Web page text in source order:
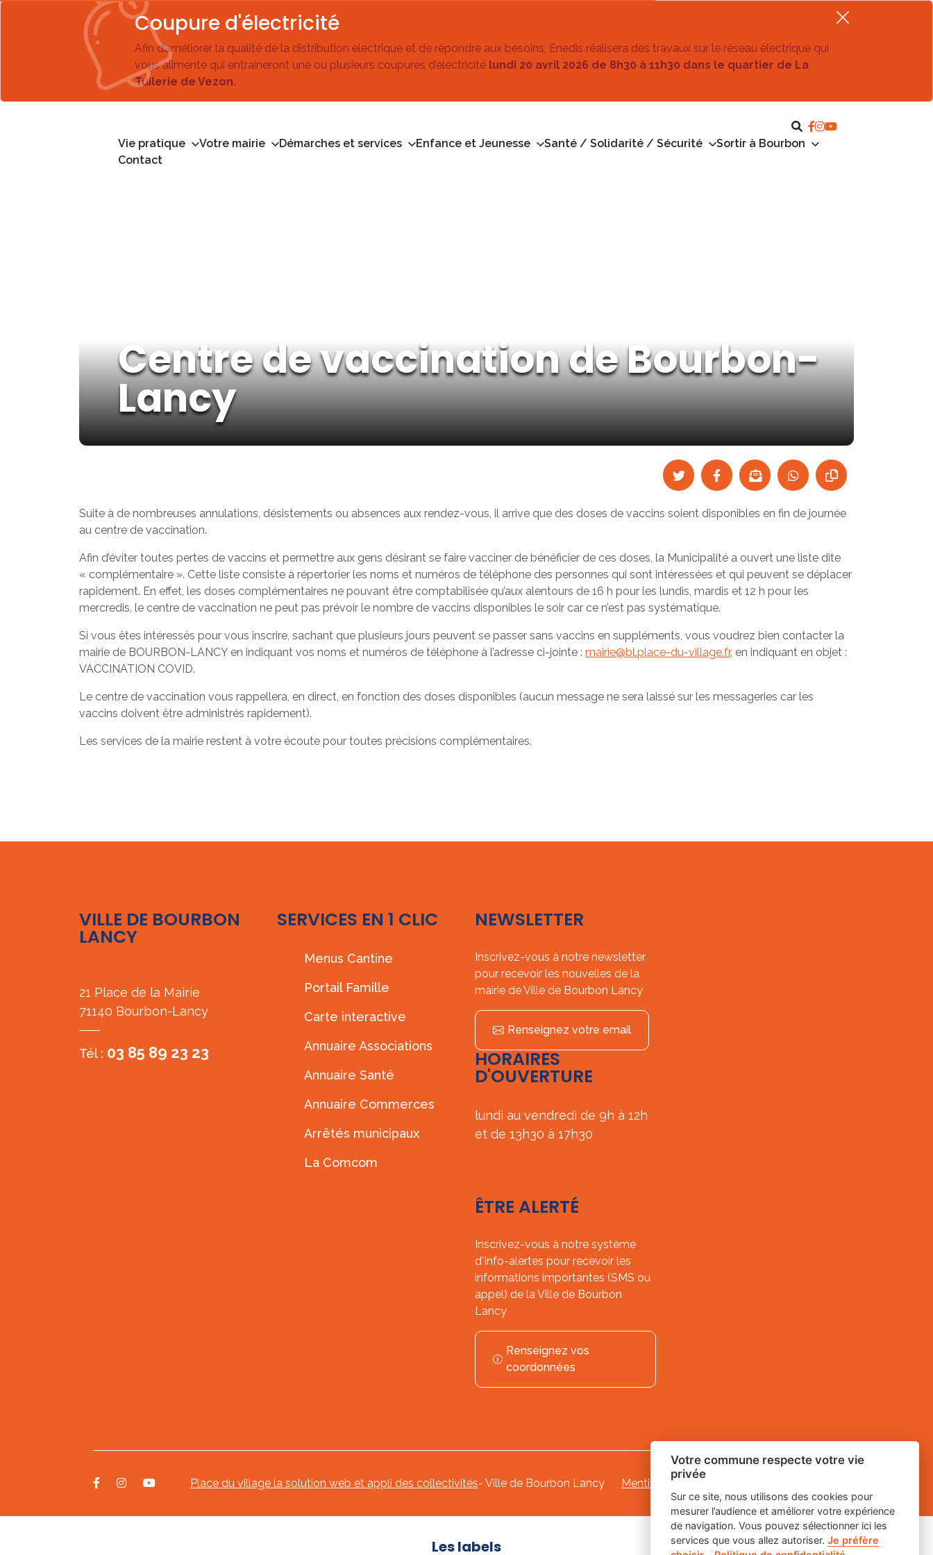
Coupure d'électricité
Afin d’améliorer la qualité de la distribution électrique et de répondre aux besoins, Enedis réalisera des travaux sur le réseau électrique qui
vous alimente qui entraîneront une ou plusieurs coupures d’électricité lundi 20 avril 2026 de 8h30 à 11h30 dans le quartier de La
Tuilerie de Vezon.
Vie pratique Votre mairie Démarches et services Enfance et Jeunesse Santé / Solidarité / Sécurité
Sortir à Bourbon
Contact
Centre de vaccination de Bourbon-
Lancy
Suite à de nombreuses annulations, désistements ou absences aux rendez-vous, il arrive que des doses de vaccins soient disponibles en fin de journée
au centre de vaccination.
Afin d’éviter toutes pertes de vaccins et permettre aux gens désirant se faire vacciner de bénéficier de ces doses, la Municipalité a ouvert une liste dite
« complémentaire ». Cette liste consiste à répertorier les noms et numéros de téléphone des personnes qui sont intéressées et qui peuvent se déplacer
rapidement. En effet, les doses complémentaires ne pouvant être comptabilisée qu’aux alentours de 16 h pour les lundis, mardis et 12 h pour les
mercredis, le centre de vaccination ne peut pas prévoir le nombre de vaccins disponibles le soir car ce n’est pas systématique.
Si vous êtes intéressés pour vous inscrire, sachant que plusieurs jours peuvent se passer sans vaccins en suppléments, vous voudrez bien contacter la
mairie de BOURBON-LANCY en indiquant vos noms et numéros de téléphone à l’adresse ci-jointe : mairie@bl.place-du-village.fr, en indiquant en objet :
VACCINATION COVID.
Le centre de vaccination vous rappellera, en direct, en fonction des doses disponibles (aucun message ne sera laissé sur les messageries car les
vaccins doivent être administrés rapidement).
Les services de la mairie restent à votre écoute pour toutes précisions complémentaires.
VILLE DE BOURBON
LANCY
21 Place de la Mairie
71140 Bourbon-Lancy
Tél : 03 85 89 23 23
SERVICES EN 1 CLIC
Menus Cantine
Portail Famille
Carte interactive
Annuaire Associations
Annuaire Santé
Annuaire Commerces
Arrêtés municipaux
La Comcom
NEWSLETTER
Inscrivez-vous à notre newsletter
pour recevoir les nouvelles de la
mairie de Ville de Bourbon Lancy
Renseignez votre email
HORAIRES
D'OUVERTURE
lundi au vendredi de 9h à 12h
et de 13h30 à 17h30
ÊTRE ALERTÉ
Inscrivez-vous à notre système
d'Info-alertes pour recevoir les
informations importantes (SMS ou
appel) de la Ville de Bourbon
Lancy
Renseignez vos
coordonnées
Place du village la solution web et appli des collectivités- Ville de Bourbon Lancy Mentions légales
Les labels
Votre commune respecte votre vie
privée
Sur ce site, nous utilisons des cookies pour
mesurer l’audience et améliorer votre expérience
de navigation. Vous pouvez sélectionner ici les
services que vous allez autoriser. Je préfère